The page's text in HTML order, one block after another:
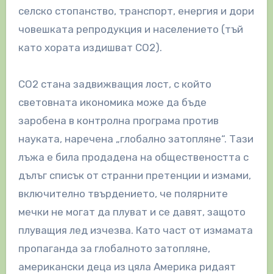
селско стопанство, транспорт, енергия и дори
човешката репродукция и населението (тъй
като хората издишват CO2).
CO2 стана задвижващия лост, с който
световната икономика може да бъде
заробена в контролна програма против
науката, наречена „глобално затопляне“. Тази
лъжа е била продадена на обществеността с
дълъг списък от странни претенции и измами,
включително твърдението, че полярните
мечки не могат да плуват и се давят, защото
плуващия лед изчезва. Като част от измамата
пропаганда за глобалното затопляне,
американски деца из цяла Америка ридаят